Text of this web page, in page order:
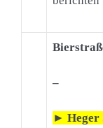
–
► Heger